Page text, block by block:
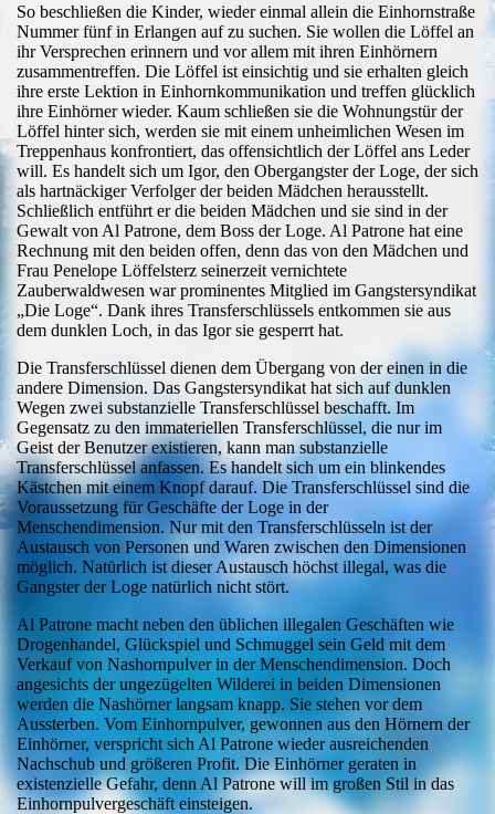
So beschließen die Kinder, wieder einmal allein die Einhornstraße
Nummer fünf in Erlangen auf zu suchen. Sie wollen die Löffel an
ihr Versprechen erinnern und vor allem mit ihren Einhörnern
zusammentreffen. Die Löffel ist einsichtig und sie erhalten gleich
ihre erste Lektion in Einhornkommunikation und treffen glücklich
ihre Einhörner wieder. Kaum schließen sie die Wohnungstür der
Löffel hinter sich, werden sie mit einem unheimlichen Wesen im
Treppenhaus konfrontiert, das offensichtlich der Löffel ans Leder
will. Es handelt sich um Igor, den Obergangster der Loge, der sich
als hartnäckiger Verfolger der beiden Mädchen herausstellt.
Schließlich entführt er die beiden Mädchen und sie sind in der
Gewalt von Al Patrone, dem Boss der Loge. Al Patrone hat eine
Rechnung mit den beiden offen, denn das von den Mädchen und
Frau Penelope Löffelsterz seinerzeit vernichtete
Zauberwaldwesen war prominentes Mitglied im Gangstersyndikat
„Die Loge“. Dank ihres Transferschlüssels entkommen sie aus
dem dunklen Loch, in das Igor sie gesperrt hat.
Die Transferschlüssel dienen dem Übergang von der einen in die
andere Dimension. Das Gangstersyndikat hat sich auf dunklen
Wegen zwei substanzielle Transferschlüssel beschafft. Im
Gegensatz zu den immateriellen Transferschlüssel, die nur im
Geist der Benutzer existieren, kann man substanzielle
Transferschlüssel anfassen. Es handelt sich um ein blinkendes
Kästchen mit einem Knopf darauf. Die Transferschlüssel sind die
Voraussetzung für Geschäfte der Loge in der
Menschendimension. Nur mit den Transferschlüsseln ist der
Austausch von Personen und Waren zwischen den Dimensionen
möglich. Natürlich ist dieser Austausch höchst illegal, was die
Gangster der Loge natürlich nicht stört.
Al Patrone macht neben den üblichen illegalen Geschäften wie
Drogenhandel, Glückspiel und Schmuggel sein Geld mit dem
Verkauf von Nashornpulver in der Menschendimension. Doch
angesichts der ungezügelten Wilderei in beiden Dimensionen
werden die Nashörner langsam knapp. Sie stehen vor dem
Aussterben. Vom Einhornpulver, gewonnen aus den Hörnern der
Einhörner, verspricht sich Al Patrone wieder ausreichenden
Nachschub und größeren Profit. Die Einhörner geraten in
existenzielle Gefahr, denn Al Patrone will im großen Stil in das
Einhornpulvergeschäft einsteigen.